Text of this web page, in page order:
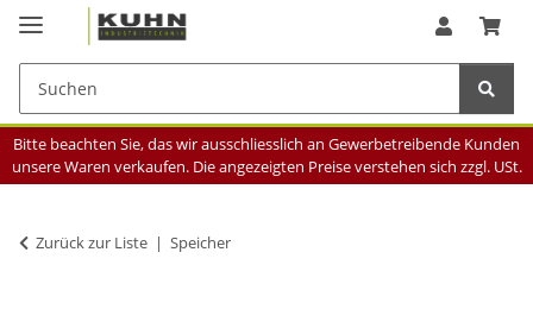
Bitte beachten Sie, das wir ausschliesslich an Gewerbetreibende Kunden
unsere Waren verkaufen. Die angezeigten Preise verstehen sich zzgl. USt.
Zurück zur Liste Speicher